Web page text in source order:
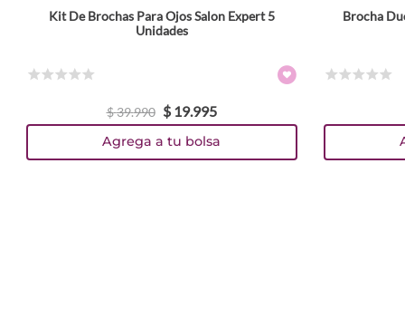
Kit De Brochas Para Ojos Salon Expert 5
Unidades
$39.990 $ 19.995
Agrega a tu bolsa
Brocha